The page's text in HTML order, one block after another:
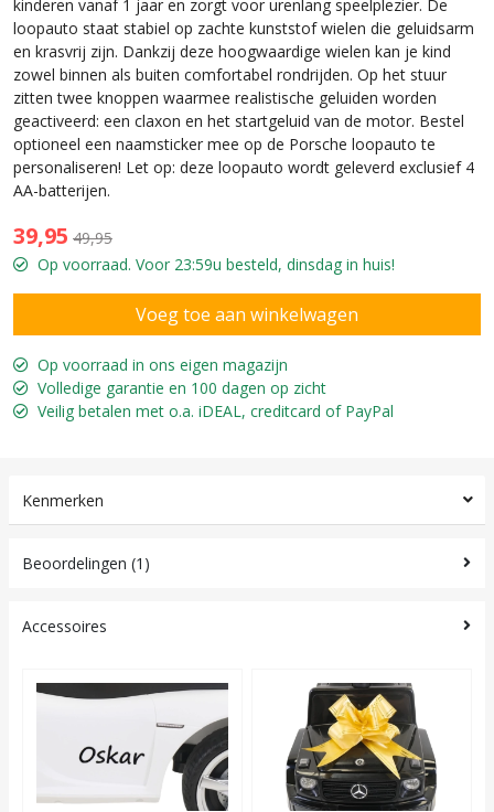
kinderen vanaf 1 jaar en zorgt voor urenlang speelplezier. De
loopauto staat stabiel op zachte kunststof wielen die geluidsarm
en krasvrij zijn. Dankzij deze hoogwaardige wielen kan je kind
zowel binnen als buiten comfortabel rondrijden. Op het stuur
zitten twee knoppen waarmee realistische geluiden worden
geactiveerd: een claxon en het startgeluid van de motor. Bestel
optioneel een naamsticker mee op de Porsche loopauto te
personaliseren! Let op: deze loopauto wordt geleverd exclusief 4
AA-batterijen.
39,95 49,95
Op voorraad. Voor 23:59u besteld, dinsdag in huis!
Op voorraad in ons eigen magazijn
Volledige garantie en 100 dagen op zicht
Veilig betalen met o.a. iDEAL, creditcard of PayPal
Kenmerken
Beoordelingen (1)
Accessoires